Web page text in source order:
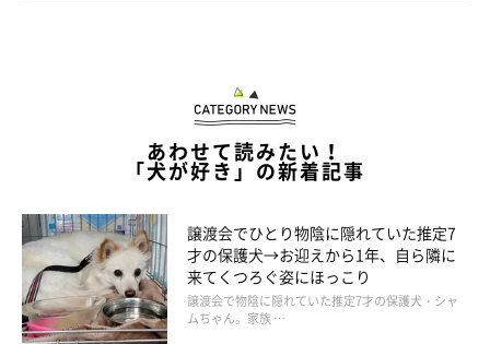
あわせて読みたい！
「犬が好き」の新着記事
譲渡会でひとり物陰に隠れていた推定7
才の保護犬→お迎えから1年、自ら隣に
来てくつろぐ姿にほっこり
譲渡会で物陰に隠れていた推定7才の保護犬・シャ
ムちゃん。家族 …